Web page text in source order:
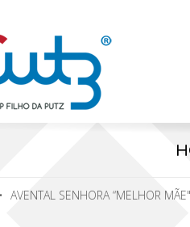
AVENTAL SENHORA “MELHOR MÃE"